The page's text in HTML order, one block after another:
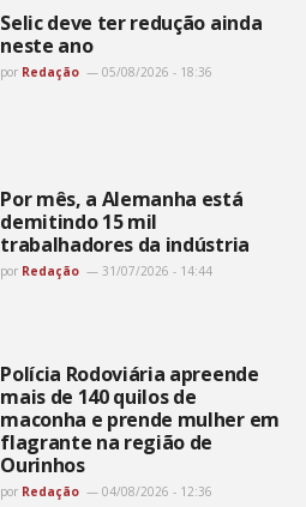
Selic deve ter redução ainda
neste ano
por Redação 05/08/2026 - 18:36
Por mês, a Alemanha está
demitindo 15 mil
trabalhadores da indústria
por Redação 31/07/2026 - 14:44
Polícia Rodoviária apreende
mais de 140 quilos de
maconha e prende mulher em
flagrante na região de
Ourinhos
por Redação 04/08/2026 - 12:36